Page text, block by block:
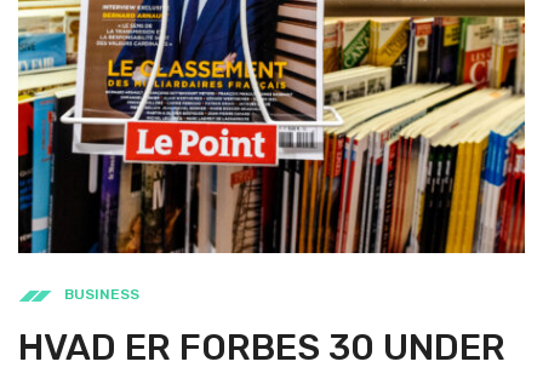
BUSINESS
HVAD ER FORBES 30 UNDER